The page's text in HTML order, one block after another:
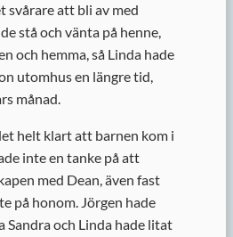
svårare att bli av med
stå och vänta på henne,
och hemma, så Linda hade
utomhus en längre tid,
månad.
helt klart att barnen kom i
inte en tanke på att
med Dean, även fast
på honom. Jörgen hade
och Linda hade litat